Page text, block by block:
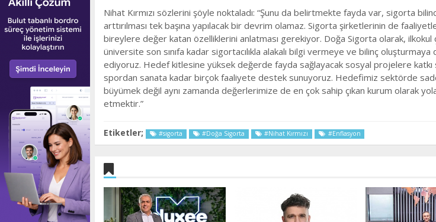
Nihat Kırmızı sözlerini şöyle noktaladı: “Şunu da belirtmekte fayda var, sigorta
arttırılması tek başına yapılacak bir devrim olamaz. Sigorta şirketlerinin de
bireylere değer katan özelliklerini anlatması gerekiyor. Doğa Sigorta olarak, ilkokul
üniversite son sınıfa kadar sigortacılıkla alakalı bilgi vermeye ve bilinç oluşturmaya
ediyoruz. Hedef kitlesine yüksek değerde fayda sağlayacak sosyal projelere katkı
spordan sanata kadar birçok faaliyete destek sunuyoruz. Hedefimiz sektörde
büyümek değil aynı zamanda değerlerimize de en çok sahip çıkan kurum olarak
etmektir.”
Etiketler; #sigorta #Doğa Sigorta #Nihat Kırmızı #Enflasyon